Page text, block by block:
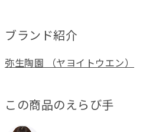
ブランド紹介
弥生陶園 （ヤヨイトウエン）
この商品のえらび手